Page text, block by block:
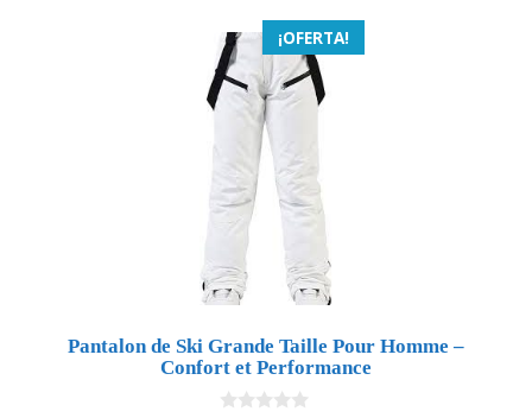
¡OFERTA!
Pantalon de Ski Grande Taille Pour Homme –
Confort et Performance